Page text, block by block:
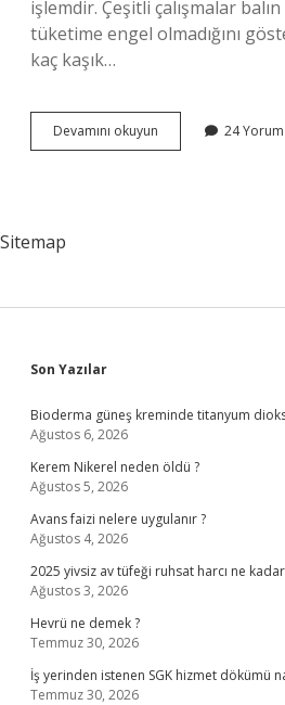
işlemdir. Çeşitli çalışmalar
tüketime engel olmadığını
kaç kaşık…
Devamını okuyun
Balı
24 Yorum
Sitemap
Sidebar
Son Yazılar
Bioderma güneş kreminde titanyum
Ağustos 6, 2026
Kerem Nikerel neden öldü ?
Ağustos 5, 2026
Avans faizi nelere uygulanır ?
Ağustos 4, 2026
2025 yivsiz av tüfeği ruhsat harcı ne
Ağustos 3, 2026
Hevrü ne demek ?
Temmuz 30, 2026
İş yerinden istenen SGK hizmet dökümü
Temmuz 30, 2026